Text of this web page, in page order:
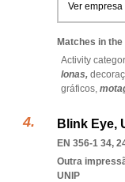
Ver empresa
Matches in
Activity
lonas,
gráficos,
Blink Eye,
EN 356-1 34,
Outra
UNIP